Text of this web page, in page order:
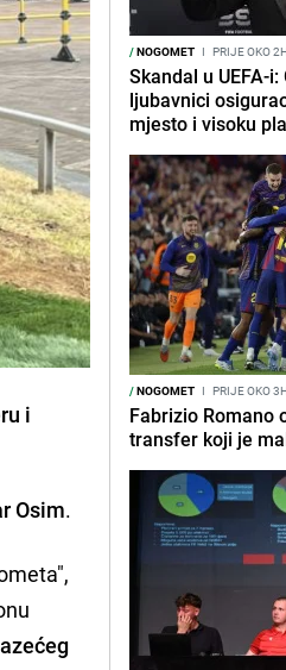
i
Osim.
/NOGOMET I PRIJE OKO
Skandal u UEFA-
ljubavnici
mjesto i visoku
/NOGOMET I PRIJE OKO
Fabrizio Romano
transfer koji je